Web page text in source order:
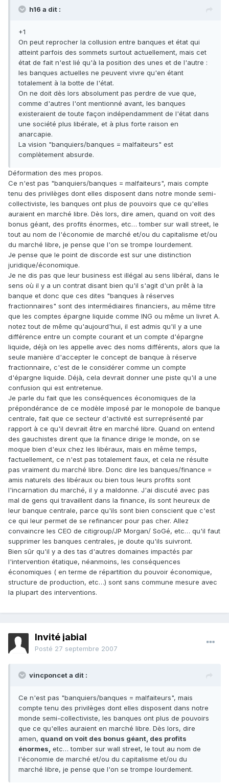
h16 a dit :
+1
On peut reprocher la collusion entre banques et état qui
atteint parfois des sommets surtout actuellement, mais cet
état de fait n'est lié qu'à la position des unes et de l'autre :
les banques actuelles ne peuvent vivre qu'en étant
totalement à la botte de l'état.
On ne doit dès lors absolument pas perdre de vue que,
comme d'autres l'ont mentionné avant, les banques
existeraient de toute façon indépendamment de l'état dans
une société plus libérale, et à plus forte raison en
anarcapie.
La vision "banquiers/banques = malfaiteurs" est
complètement absurde.
Déformation des mes propos.
Ce n'est pas "banquiers/banques = malfaiteurs", mais compte
tenu des privilèges dont elles disposent dans notre monde semi-
collectiviste, les banques ont plus de pouvoirs que ce qu'elles
auraient en marché libre. Dès lors, dire amen, quand on voit des
bonus géant, des profits énormes, etc… tomber sur wall street, le
tout au nom de l'économie de marché et/ou du capitalisme et/ou
du marché libre, je pense que l'on se trompe lourdement.
Je pense que le point de discorde est sur une distinction
juridique/économique.
Je ne dis pas que leur business est illégal au sens libéral, dans le
sens où il y a un contrat disant bien qu'il s'agit d'un prêt à la
banque et donc que ces dites "banques à réserves
fractionnaires" sont des intermédiaires financiers, au même titre
que les comptes épargne liquide comme ING ou même un livret A.
notez tout de même qu'aujourd'hui, il est admis qu'il y a une
différence entre un compte courant et un compte d'épargne
liquide, déjà on les appelle avec des noms différents, alors que la
seule manière d'accepter le concept de banque à réserve
fractionnaire, c'est de le considérer comme un compte
d'épargne liquide. Déjà, cela devrait donner une piste qu'il a une
confusion qui est entretenue.
Je parle du fait que les conséquences économiques de la
prépondérance de ce modèle imposé par le monopole de banque
centrale, fait que ce secteur d'activité est surreprésenté par
rapport à ce qu'il devrait être en marché libre. Quand on entend
des gauchistes dirent que la finance dirige le monde, on se
moque bien d'eux chez les libéraux, mais en même temps,
factuellement, ce n'est pas totalement faux, et cela ne résulte
pas vraiment du marché libre. Donc dire les banques/finance =
amis naturels des libéraux ou bien tous leurs profits sont
l'incarnation du marché, il y a maldonne. J'ai discuté avec pas
mal de gens qui travaillent dans la finance, ils sont heureux de
leur banque centrale, parce qu'ils sont bien conscient que c'est
ce qui leur permet de se refinancer pour pas cher. Allez
convaincre les CEO de citigroup/JP Morgan/ SoGé, etc… qu'il faut
supprimer les banques centrales, je doute qu'ils suivront.
Bien sûr qu'il y a des tas d'autres domaines impactés par
l'intervention étatique, néanmoins, les conséquences
économiques ( en terme de répartition du pouvoir économique,
structure de production, etc…) sont sans commune mesure avec
la plupart des interventions.
Invité jabial
Posté 27 septembre 2007
vincponcet a dit :
Ce n'est pas "banquiers/banques = malfaiteurs", mais
compte tenu des privilèges dont elles disposent dans notre
monde semi-collectiviste, les banques ont plus de pouvoirs
que ce qu'elles auraient en marché libre. Dès lors, dire
amen, quand on voit des bonus géant, des profits
énormes, etc… tomber sur wall street, le tout au nom de
l'économie de marché et/ou du capitalisme et/ou du
marché libre, je pense que l'on se trompe lourdement.